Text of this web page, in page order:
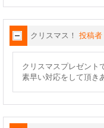
クリスマス！ 投稿者
クリスマスプレゼント
素早い対応をして頂き